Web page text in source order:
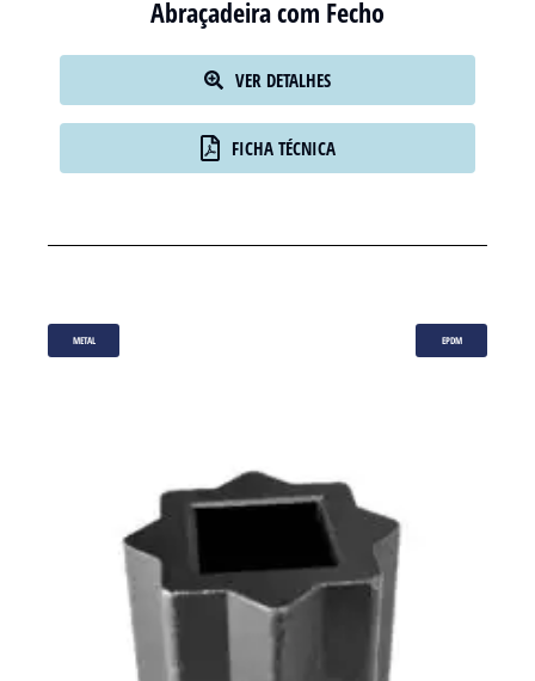
Abraçadeira com Fecho
VER DETALHES
FICHA TÉCNICA
METAL EPDM